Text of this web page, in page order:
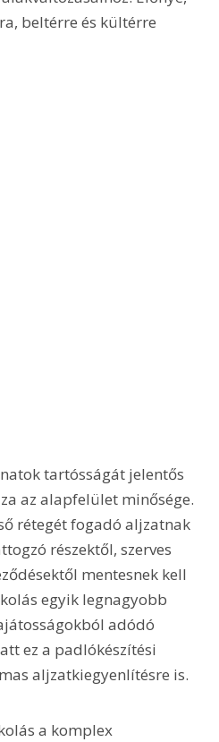
beltérre és kültérre
tartósságát jelentős
az alapfelület minősége.
rétegét fogadó aljzatnak
részektől, szerves
mentesnek kell
egyik legnagyobb
adódó
ez a padlókészítési
aljzatkiegyenlítésre is.
a komplex